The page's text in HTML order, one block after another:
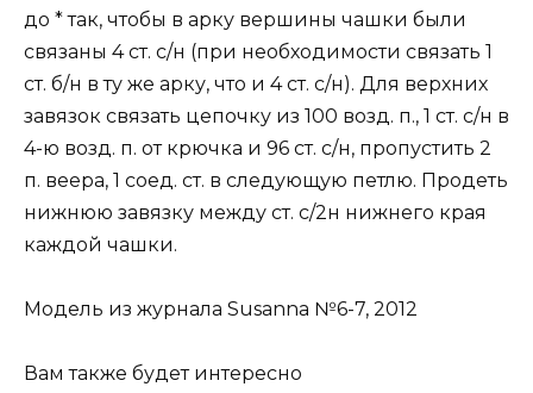
до * так, чтобы в арку вершины чашки были
связаны 4 ст. с/н (при необходимости связать 1
ст. б/н в ту же арку, что и 4 ст. с/н). Для верхних
завязок связать цепочку из 100 возд. п., 1 ст. с/н в
4-ю возд. п. от крючка и 96 ст. с/н, пропустить 2
п. веера, 1 соед. ст. в следующую петлю. Продеть
нижнюю завязку между ст. с/2н нижнего края
каждой чашки.
Модель из журнала Susanna №6-7, 2012
Вам также будет интересно